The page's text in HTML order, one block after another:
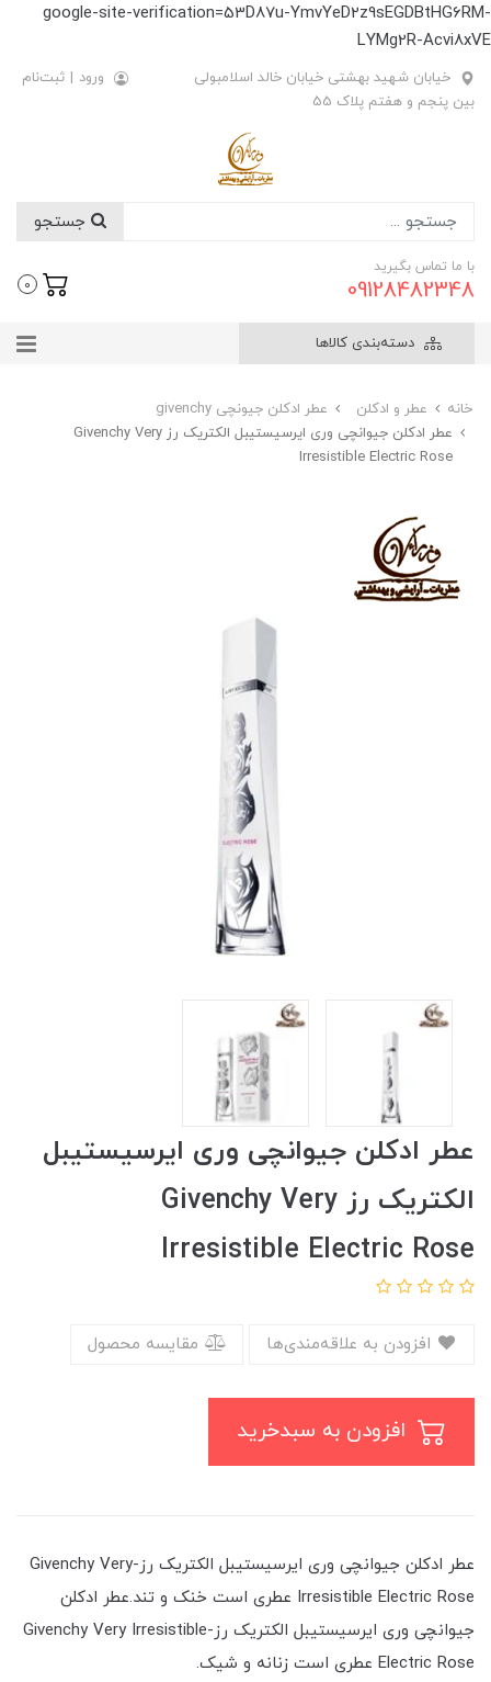
google-site-verification=53D87u-YmvYeD2z9sEGDBtHG6RM-
LYMg2R-Acvi8xVE
خیابان شهید بهشتی خیابان خالد اسلامبولی
بین پنجم و هفتم پلاک 55
ورود | ثبت‌نام
با ما تماس بگیرید
09128482348
0
دسته‌بندی کالاها
خانه عطر و ادکلن
عطر ادکلن جیونچی givenchy
عطر ادکلن جیوانچی وری ایرسیستیبل الکتریک رز Givenchy Very
Irresistible Electric Rose
عطر ادکلن جیوانچی وری ایرسیستیبل
الکتریک رز Givenchy Very
Irresistible Electric Rose
مقایسه محصول
عطر ادکلن جیوانچی وری ایرسیستیبل الکتریک رز-Givenchy Very
Irresistible Electric Rose عطری است خنک و تند.عطر ادکلن
جیوانچی وری ایرسیستیبل الکتریک رز-Givenchy Very Irresistible
Electric Rose عطری است زنانه و شیک.